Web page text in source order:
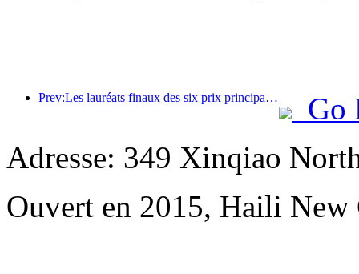
Prev:Les lauréats finaux des six prix principaux ont été annoncés, et plus d'une centaine d'hôtels et d'entreprises reçoivent des prix annuels !
Go
Adresse: 349 Xinqiao
Ouvert en 2015, Haili